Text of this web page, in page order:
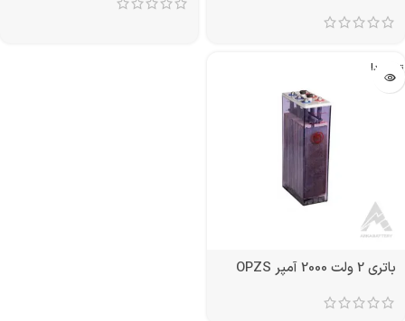
تمام شد!
باتری 2 ولت 2000 آمپر OPZS